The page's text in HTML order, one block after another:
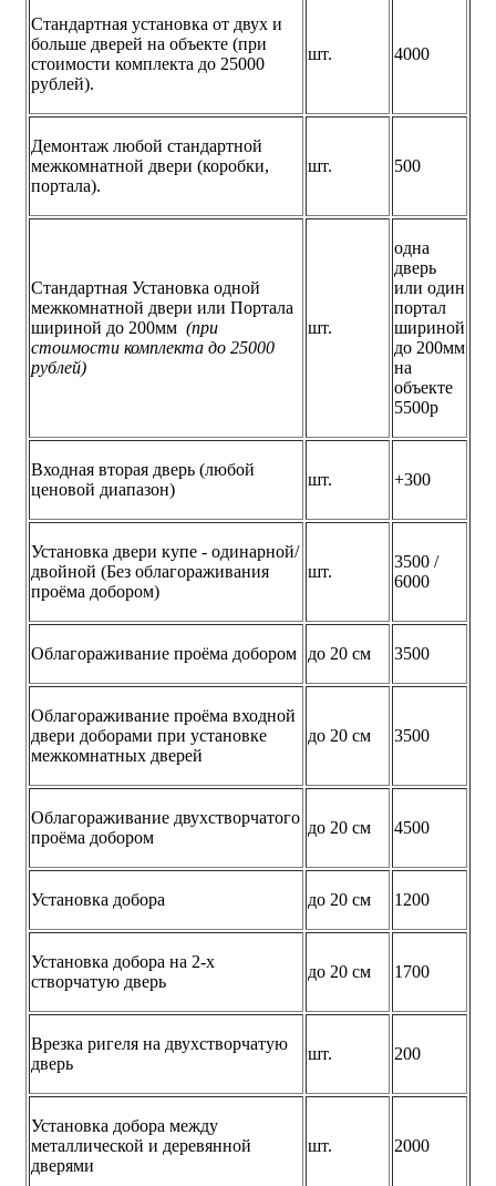
Стандартная установка от двух и
больше дверей на объекте (при
стоимости комплекта до 25000
рублей).
шт. 4000
Демонтаж любой стандартной
межкомнатной двери (коробки,
портала).
шт. 500
Стандартная Установка одной
межкомнатной двери или Портала
шириной до 200мм (при
стоимости комплекта до 25000
рублей)
шт.
одна
дверь
или один
портал
шириной
до 200мм
на
объекте
5500р
Входная вторая дверь (любой
ценовой диапазон)
шт. +300
Установка двери купе - одинарной/
двойной (Без облагораживания
проёма добором)
шт.
3500 /
6000
Облагораживание проёма добором до 20 см 3500
Облагораживание проёма входной
двери доборами при установке
межкомнатных дверей
до 20 см 3500
Облагораживание двухстворчатого
проёма добором
до 20 см 4500
Установка добора до 20 см 1200
Установка добора на 2-х
створчатую дверь
до 20 см 1700
Врезка ригеля на двухстворчатую
дверь
шт. 200
Установка добора между
металлической и деревянной
дверями
шт. 2000